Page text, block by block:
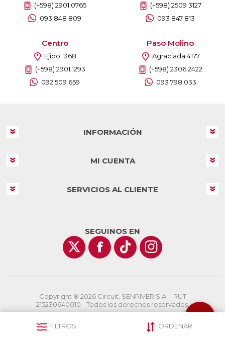
(+598) 2901 0765
093 848 809
(+598) 2509 3127
093 847 813
Centro
Ejido 1368
(+598) 2901 1293
092 509 659
Paso Molino
Agraciada 4177
(+598) 2306 2422
093 798 033
INFORMACIÓN
MI CUENTA
SERVICIOS AL CLIENTE
SEGUINOS EN
Copyright ® 2026 Circuit. SENRIVER S.A. - RUT
215230640010 - Todos los derechos reservados.
Designed by
AgileWorks.com.uy
FILTROS ORDENAR